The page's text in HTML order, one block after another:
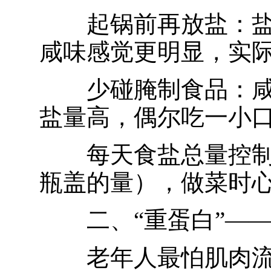
起锅前再放盐：
咸味感觉更明显，实
少碰腌制食品：
盐量高，偶尔吃一小
每天食盐总量控
瓶盖的量），做菜时
二、“重蛋白
老年人最怕肌肉